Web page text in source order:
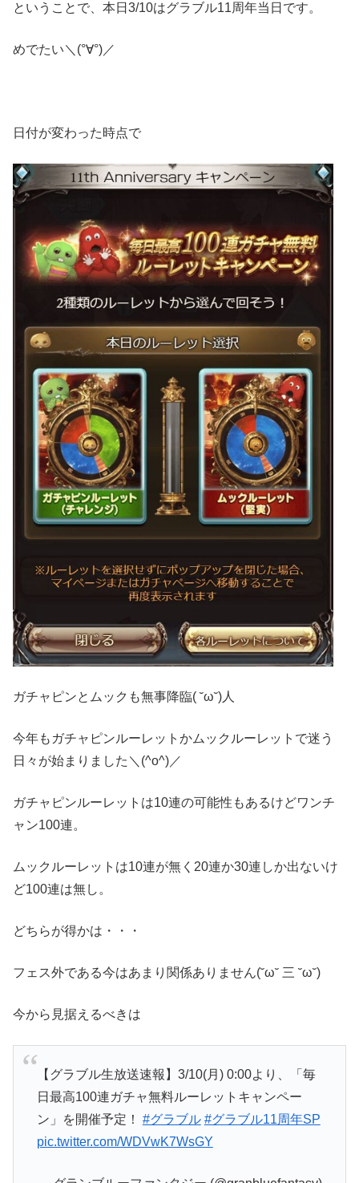
ということで、本日3/10はグラブル11周年当日です。
めでたい＼(°∀°)／
日付が変わった時点で
ガチャピンとムックも無事降臨( ˘ω˘)人
今年もガチャピンルーレットかムックルーレットで迷う
日々が始まりました＼(^o^)／
ガチャピンルーレットは10連の可能性もあるけどワンチ
ャン100連。
ムックルーレットは10連が無く20連か30連しか出ないけ
ど100連は無し。
どちらが得かは・・・
フェス外である今はあまり関係ありません(˘ω˘ 三 ˘ω˘)
今から見据えるべきは
【グラブル生放送速報】3/10(月) 0:00より、「毎
日最高100連ガチャ無料ルーレットキャンペー
ン」を開催予定！ #グラブル #グラブル11周年SP
pic.twitter.com/WDVwK7WsGY